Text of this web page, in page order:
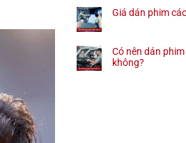
Giá dán phim
Có nên dán
không?